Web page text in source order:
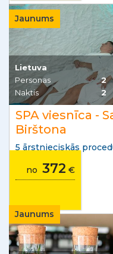
Jaunums
Lietuva
Personas
2
Naktis
2
SPA viesnīca -
Birštona
5 ārstnieciskās
no 372 €
Jaunums